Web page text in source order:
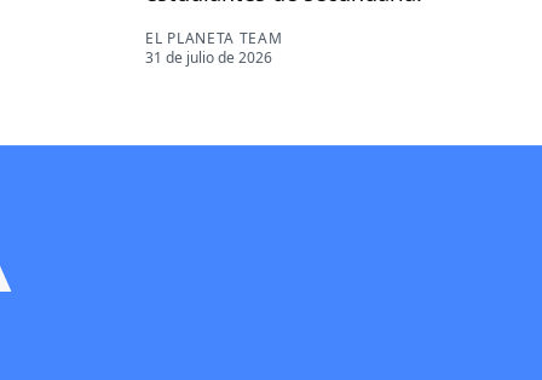
EL PLANETA TEAM
31 de julio de 2026